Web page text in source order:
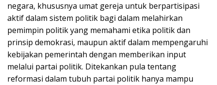
negara, khususnya umat gereja untuk berpartisipasi
aktif dalam sistem politik bagi dalam melahirkan
pemimpin politik yang memahami etika politik dan
prinsip demokrasi, maupun aktif dalam mempengaruhi
kebijakan pemerintah dengan memberikan input
melalui partai politik. Ditekankan pula tentang
reformasi dalam tubuh partai politik hanya mampu